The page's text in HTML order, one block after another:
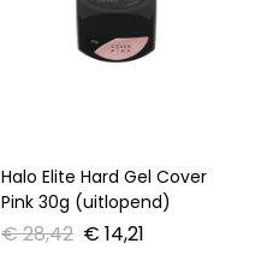
Halo Elite Hard Gel Cover
Pink 30g (uitlopend)
€28,42 € 14,21